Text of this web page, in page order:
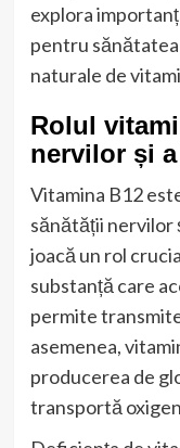
explora
pentru
naturale de
Rolul
nervilor și
Vitamina B12
sănătății nervilor
joacă un rol
substanță care
permite
asemenea,
producerea de
transportă